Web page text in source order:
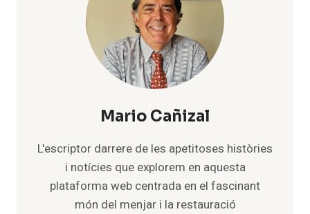
Mario Cañizal
L'escriptor darrere de les apetitoses històries
i notícies que explorem en aquesta
plataforma web centrada en el fascinant
món del menjar i la restauració